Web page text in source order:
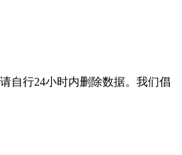
自行24小时内删除数据。我们倡